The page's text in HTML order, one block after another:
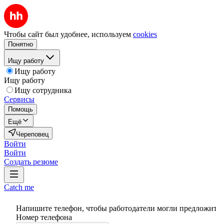
Чтобы сайт был удобнее, используем cookies
Понятно
Ищу работу
Ищу работу
Ищу работу
Ищу сотрудника
Сервисы
Помощь
Ещё
Череповец
Войти
Войти
Создать резюме
Catch me
Напишите телефон, чтобы работодатели могли
Номер телефона